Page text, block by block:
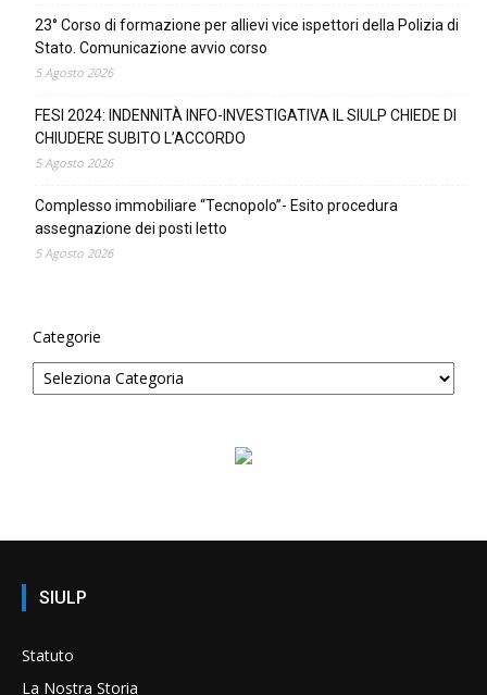
23° Corso di formazione per allievi vice ispettori della Polizia di
Stato. Comunicazione avvio corso
5 Agosto 2026
FESI 2024: INDENNITÀ INFO-INVESTIGATIVA IL SIULP CHIEDE DI
CHIUDERE SUBITO L’ACCORDO
5 Agosto 2026
Complesso immobiliare “Tecnopolo”- Esito procedura
assegnazione dei posti letto
5 Agosto 2026
Categorie
SIULP
Statuto
La Nostra Storia